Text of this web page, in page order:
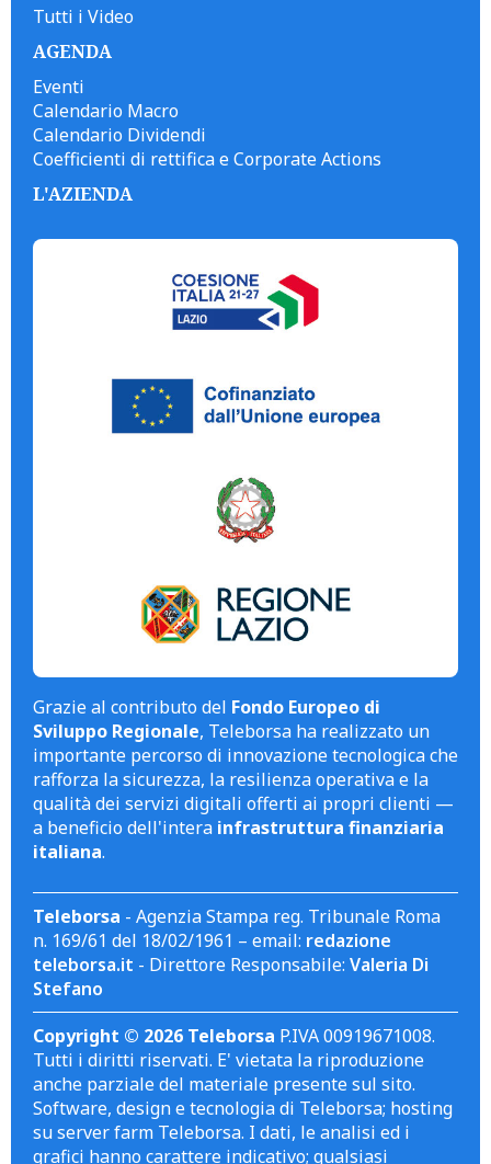
Tutti i Video
AGENDA
Eventi
Calendario Macro
Calendario Dividendi
Coefficienti di rettifica e Corporate Actions
L'AZIENDA
Grazie al contributo del Fondo Europeo di
Sviluppo Regionale, Teleborsa ha realizzato un
importante percorso di innovazione tecnologica che
rafforza la sicurezza, la resilienza operativa e la
qualità dei servizi digitali offerti ai propri clienti —
a beneficio dell'intera infrastruttura finanziaria
italiana.
Teleborsa - Agenzia Stampa reg. Tribunale Roma
n. 169/61 del 18/02/1961 – email: redazione
teleborsa.it - Direttore Responsabile: Valeria Di
Stefano
Copyright © 2026 Teleborsa P.IVA 00919671008.
Tutti i diritti riservati. E' vietata la riproduzione
anche parziale del materiale presente sul sito.
Software, design e tecnologia di Teleborsa; hosting
su server farm Teleborsa. I dati, le analisi ed i
grafici hanno carattere indicativo; qualsiasi